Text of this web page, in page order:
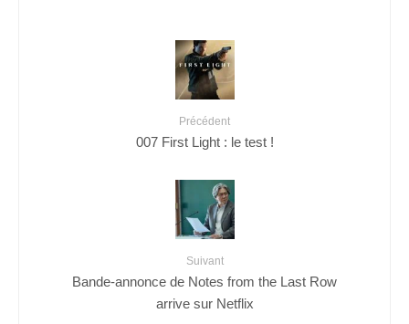
Précédent
007 First Light : le test !
Suivant
Bande-annonce de Notes from the Last Row
arrive sur Netflix